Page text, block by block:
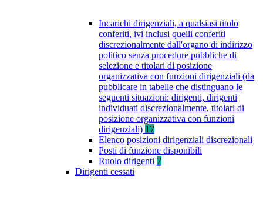
Incarichi dirigenziali, a qualsiasi titolo
conferiti, ivi inclusi quelli conferiti
discrezionalmente dall'organo di indirizzo
politico senza procedure pubbliche di
selezione e titolari di posizione
organizzativa con funzioni dirigenziali (da
pubblicare in tabelle che distinguano le
seguenti situazioni: dirigenti, dirigenti
individuati discrezionalmente, titolari di
posizione organizzativa con funzioni
dirigenziali) 17
Elenco posizioni dirigenziali discrezionali
Posti di funzione disponibili
Ruolo dirigenti 7
Dirigenti cessati